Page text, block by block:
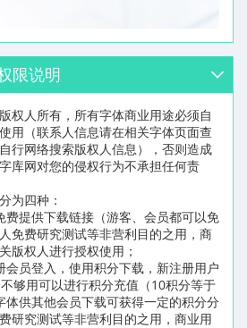
限说明
权人所有，所有字体商业用途必须自
用（联系人信息请在相关字体页面查
行网络搜索版权人信息），否则造成
库网对您的侵权行为不承担任何责
为四种：
费提供下载链接（游客、会员都可以免
免费研究测试等非营利目的之用，商
版权人进行授权使用；
会员登入，使用积分下载，新注册用户
够用可以进行积分充值（10积分等于
体供其他会员下载可获得一定的积分分
研究测试等非营利目的之用，商业用